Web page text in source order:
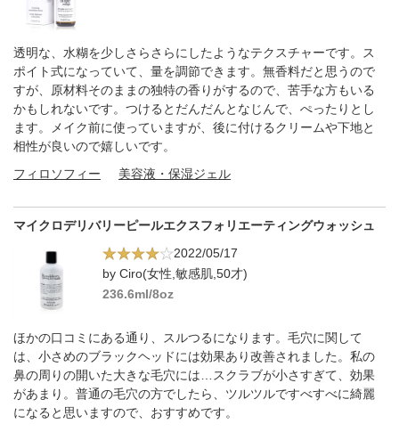
透明な、水糊を少しさらさらにしたようなテクスチャーです。ス
ポイト式になっていて、量を調節できます。無香料だと思うので
すが、原材料そのままの独特の香りがするので、苦手な方もいる
かもしれないです。つけるとだんだんとなじんで、ぺったりとし
ます。メイク前に使っていますが、後に付けるクリームや下地と
相性が良いので嬉しいです。
フィロソフィー
美容液・保湿ジェル
マイクロデリバリーピールエクスフォリエーティングウォッシュ
2022/05/17
by Ciro(女性,敏感肌,50才)
236.6ml/8oz
ほかの口コミにある通り、スルつるになります。毛穴に関して
は、小さめのブラックヘッドには効果あり改善されました。私の
鼻の周りの開いた大きな毛穴には…スクラブが小さすぎて、効果
があまり。普通の毛穴の方でしたら、ツルツルですべすべに綺麗
になると思いますので、おすすめです。